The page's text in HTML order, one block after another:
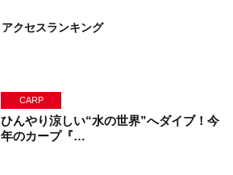
アクセスランキング
CARP
ひんやり涼しい“水の世界”へダイブ！今
年のカープ『…